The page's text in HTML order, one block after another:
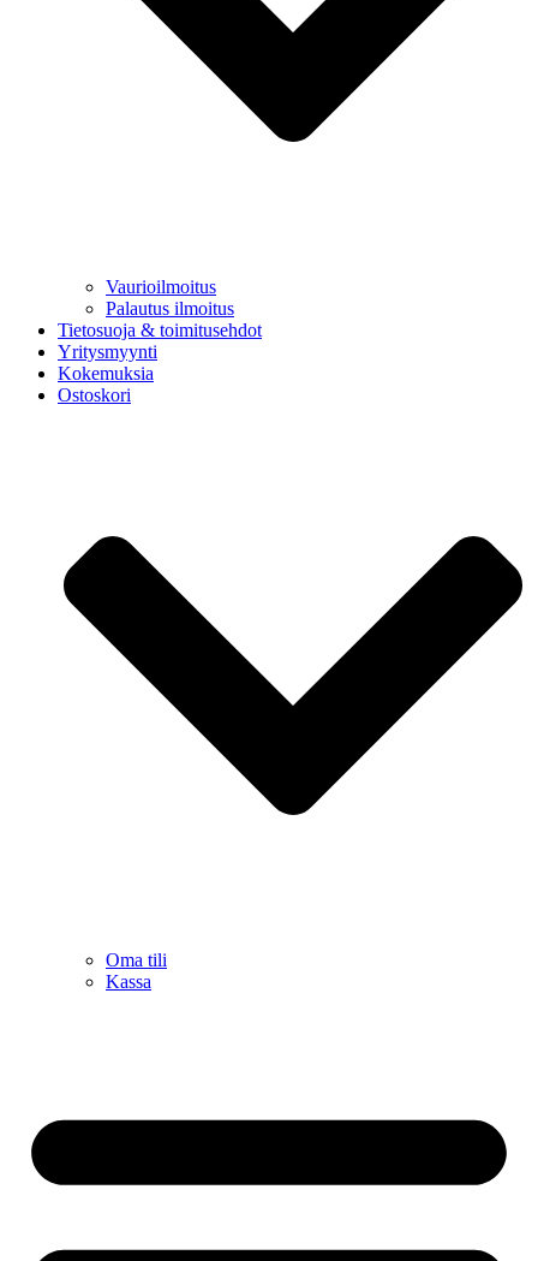
Vaurioilmoitus
Palautus ilmoitus
Tietosuoja & toimitusehdot
Yritysmyynti
Kokemuksia
Ostoskori
Oma tili
Kassa